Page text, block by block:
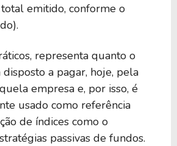
emitido, conforme o
representa quanto o
disposto a pagar, hoje, pela
empresa e, por isso, é
usado como referência
de índices como o
passivas de fundos.